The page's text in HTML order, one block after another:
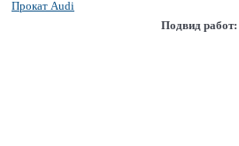
Прокат Audi
Подвид работ: